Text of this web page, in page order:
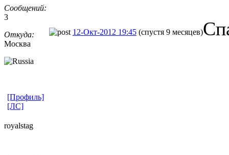
Сообщений:
3
Откуда:
Москва
12-Окт-2012 19:45 (спустя 9 месяцев)
[Профиль]
[ЛС]
royalstag